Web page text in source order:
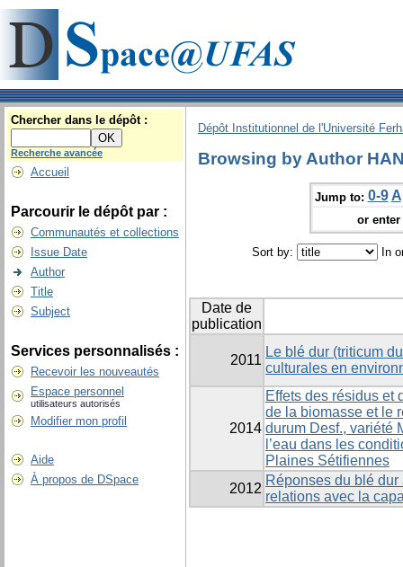
Chercher dans le dépôt :
Recherche avancée
Accueil
Parcourir le dépôt par :
Communautés et collections
Issue Date
Author
Title
Subject
Services personnalisés :
Recevoir les nouveautés
Espace personnel
utilisateurs autorisés
Modifier mon profil
Aide
À propos de DSpace
Dépôt Institutionnel de l'Université
Browsing by Author
Jump to: 0-9 A
or
Sort by: In
Date de
publication
2011
Le blé dur (triticum
culturales en
2014
Effets des résidus et
de la biomasse et le
durum Desf., variété
l’eau dans les
Plaines Sétifiennes
2012
Réponses du blé
relations avec la